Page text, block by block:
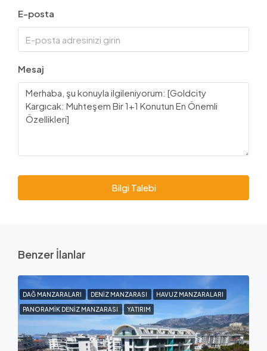
E-posta
Mesaj
Bilgi Talebi
Benzer İlanlar
DAĞ MANZARALARI DENIZ MANZARASI HAVUZ MANZARALARI
PANORAMIK DENIZ MANZARASI YATIRIM